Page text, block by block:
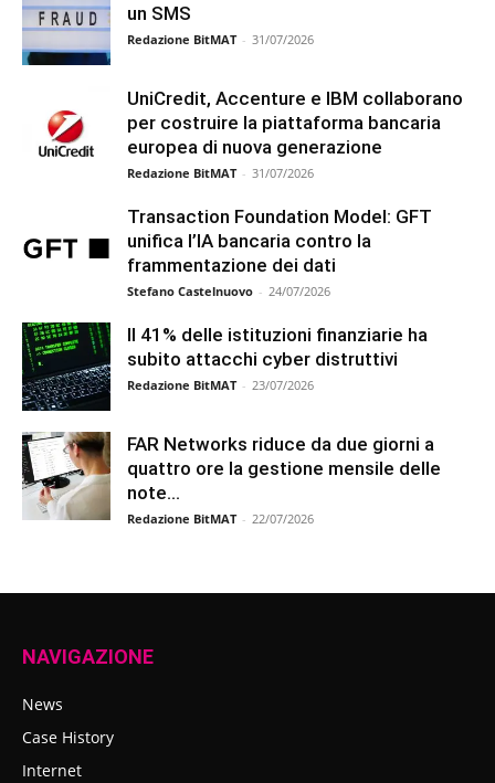
un SMS
Redazione BitMAT - 31/07/2026
UniCredit, Accenture e IBM collaborano
per costruire la piattaforma bancaria
europea di nuova generazione
Redazione BitMAT - 31/07/2026
Transaction Foundation Model: GFT
unifica l’IA bancaria contro la
frammentazione dei dati
Stefano Castelnuovo - 24/07/2026
Il 41% delle istituzioni finanziarie ha
subito attacchi cyber distruttivi
Redazione BitMAT - 23/07/2026
FAR Networks riduce da due giorni a
quattro ore la gestione mensile delle
note...
Redazione BitMAT - 22/07/2026
NAVIGAZIONE
News
Case History
Internet